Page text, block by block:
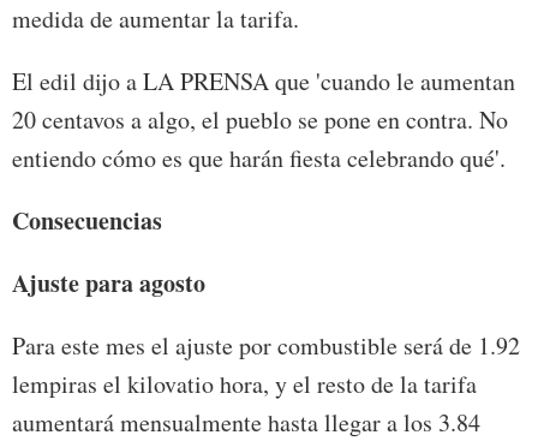
medida de aumentar la tarifa.
El edil dijo a LA PRENSA que 'cuando le aumentan
20 centavos a algo, el pueblo se pone en contra. No
entiendo cómo es que harán fiesta celebrando qué'.
Consecuencias
Ajuste para agosto
Para este mes el ajuste por combustible será de 1.92
lempiras el kilovatio hora, y el resto de la tarifa
aumentará mensualmente hasta llegar a los 3.84